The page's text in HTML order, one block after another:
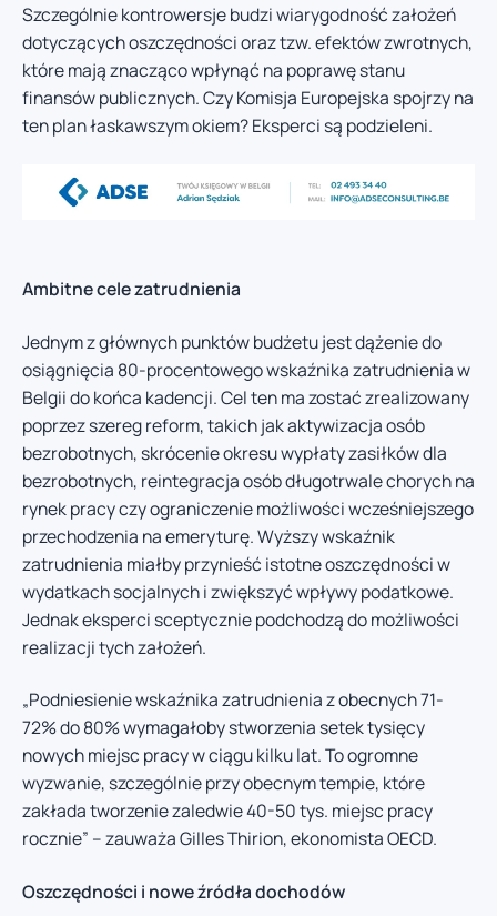
Szczególnie kontrowersje budzi wiarygodność założeń
dotyczących oszczędności oraz tzw. efektów zwrotnych,
które mają znacząco wpłynąć na poprawę stanu
finansów publicznych. Czy Komisja Europejska spojrzy na
ten plan łaskawszym okiem? Eksperci są podzieleni.
Ambitne cele zatrudnienia
Jednym z głównych punktów budżetu jest dążenie do
osiągnięcia 80-procentowego wskaźnika zatrudnienia w
Belgii do końca kadencji. Cel ten ma zostać zrealizowany
poprzez szereg reform, takich jak aktywizacja osób
bezrobotnych, skrócenie okresu wypłaty zasiłków dla
bezrobotnych, reintegracja osób długotrwale chorych na
rynek pracy czy ograniczenie możliwości wcześniejszego
przechodzenia na emeryturę. Wyższy wskaźnik
zatrudnienia miałby przynieść istotne oszczędności w
wydatkach socjalnych i zwiększyć wpływy podatkowe.
Jednak eksperci sceptycznie podchodzą do możliwości
realizacji tych założeń.
„Podniesienie wskaźnika zatrudnienia z obecnych 71-
72% do 80% wymagałoby stworzenia setek tysięcy
nowych miejsc pracy w ciągu kilku lat. To ogromne
wyzwanie, szczególnie przy obecnym tempie, które
zakłada tworzenie zaledwie 40-50 tys. miejsc pracy
rocznie” – zauważa Gilles Thirion, ekonomista OECD.
Oszczędności i nowe źródła dochodów